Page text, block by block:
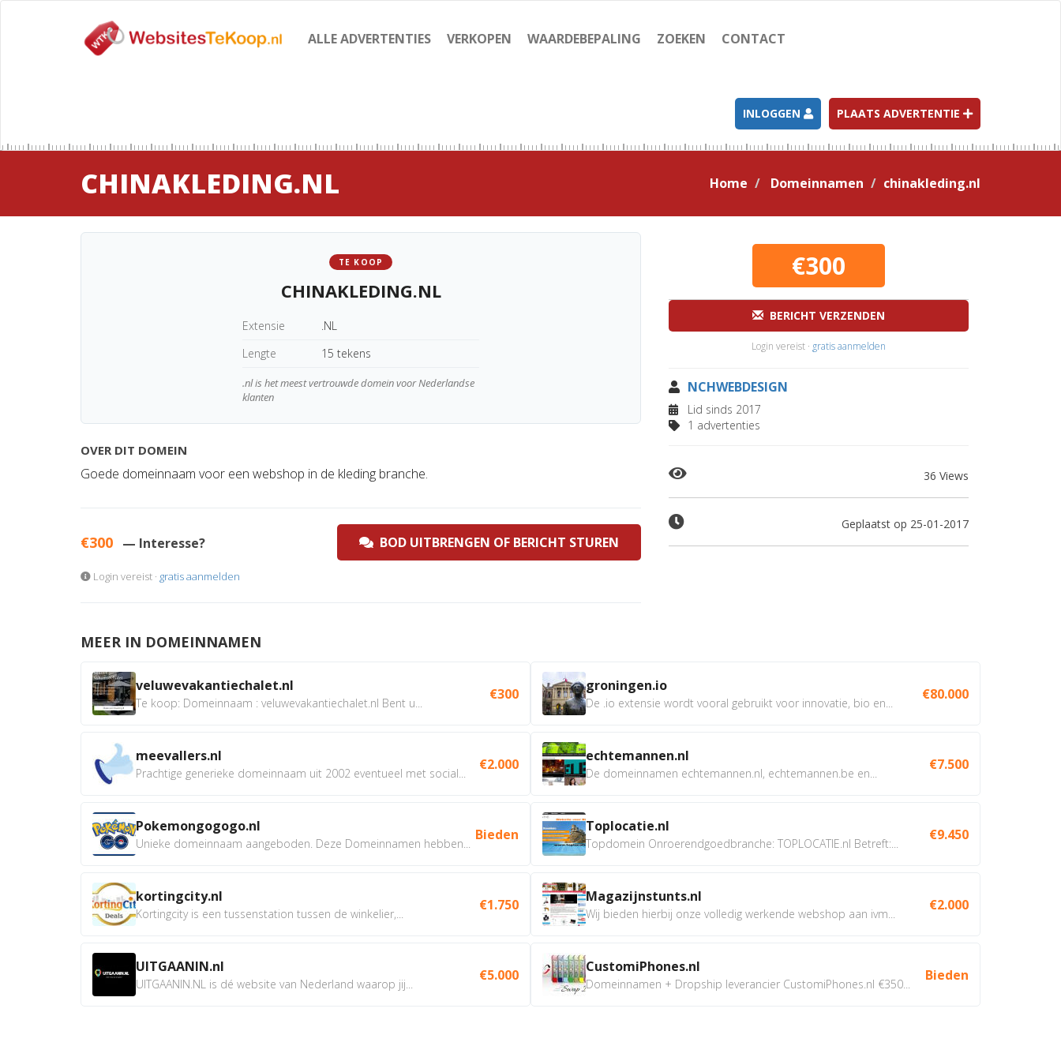
ALLE ADVERTENTIES VERKOPEN WAARDEBEPALING ZOEKEN CONTACT
INLOGGEN PLAATS ADVERTENTIE
CHINAKLEDING.NL Home Domeinnamen chinakleding.nl
TE KOOP
CHINAKLEDING.NL
Extensie
.NL
Lengte
15 tekens
.nl is het meest vertrouwde domein voor Nederlandse
klanten
OVER DIT DOMEIN
Goede domeinnaam voor een webshop in de kleding branche.
€300 — Interesse? BOD UITBRENGEN OF BERICHT STUREN
Login vereist · gratis aanmelden
€300
BERICHT VERZENDEN
Login vereist · gratis aanmelden
NCHWEBDESIGN
Lid sinds 2017
1 advertenties
36 Views
Geplaatst op 25-01-2017
MEER IN DOMEINNAMEN
veluwevakantiechalet.nl
Te koop: Domeinnaam : veluwevakantiechalet.nl Bent u...
€300
meevallers.nl
Prachtige generieke domeinnaam uit 2002 eventueel met social...
€2.000
Pokemongogogo.nl
Unieke domeinnaam aangeboden. Deze Domeinnamen hebben...
Bieden
kortingcity.nl
Kortingcity is een tussenstation tussen de winkelier,...
€1.750
UITGAANIN.nl
UITGAANIN.NL is dé website van Nederland waarop jij...
€5.000
groningen.io
De .io extensie wordt vooral gebruikt voor innovatie, bio en...
€80.000
echtemannen.nl
De domeinnamen echtemannen.nl, echtemannen.be en...
€7.500
Toplocatie.nl
Topdomein Onroerendgoedbranche: TOPLOCATIE.nl Betreft:...
€9.450
Magazijnstunts.nl
Wij bieden hierbij onze volledig werkende webshop aan ivm...
€2.000
CustomiPhones.nl
Domeinnamen + Dropship leverancier CustomiPhones.nl €350...
Bieden